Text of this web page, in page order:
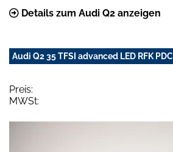
Details zum Audi Q2 anzeigen
Audi Q2 35 TFSI advanced LED RFK PDC
Preis:
MWSt: